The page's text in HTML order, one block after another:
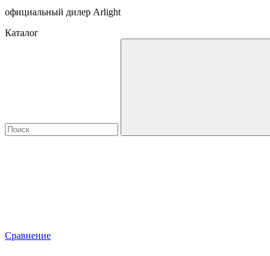
официальный дилер Arlight
Каталог
Сравнение